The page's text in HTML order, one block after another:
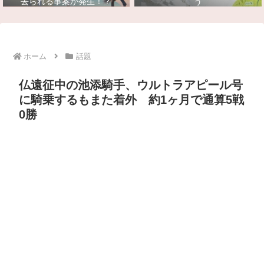
ホーム 話題
仏遠征中の池添騎手、ウルトラアピール号
に騎乗するもまた着外 約1ヶ月で通算5戦
0勝